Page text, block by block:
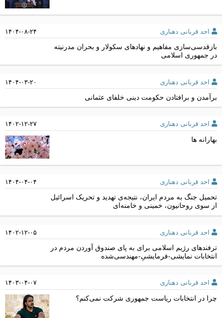
احد قربانی دهناری ۱۴۰۴-۰۸-۲۴
بازقدسی‌سازی مفاهیم و نهادهای سکولار و بحران مدرنیته
در جمهوری اسلامی
احد قربانی دهناری ۱۴۰۴-۰۳-۲۰
برآمدن و برافتادن حکومت دینی خلفای عثمانی
احد قربانی دهناری ۱۴۰۲-۱۲-۲۷
بهارانه ها
احد قربانی دهناری ۱۴۰۴-۰۴-۰۴
تحمیل جنگ به مردم ایران، نتیجه‌ی تهدید و تحریک اسرائیل
از سوی روحانیون، خمینی و خامنه‌ای
احد قربانی دهناری ۱۴۰۲-۱۲-۰۵
ترفندهای رژیم اسلامی برای به پای صندوق آوردن مردم در
انتخابات نمایشی-فرمایشیِ-مهندسی‌شده
احد قربانی دهناری ۱۴۰۳-۰۴-۰۷
چرا در انتخابات ریاست جمهوری شرکت نمی‌کنم؟